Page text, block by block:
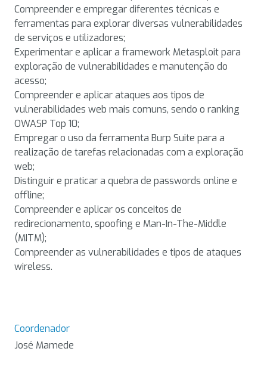
Compreender e empregar diferentes técnicas e
ferramentas para explorar diversas vulnerabilidades
de serviços e utilizadores;
Experimentar e aplicar a framework Metasploit para
exploração de vulnerabilidades e manutenção do
acesso;
Compreender e aplicar ataques aos tipos de
vulnerabilidades web mais comuns, sendo o ranking
OWASP Top 10;
Empregar o uso da ferramenta Burp Suite para a
realização de tarefas relacionadas com a exploração
web;
Distinguir e praticar a quebra de passwords online e
offline;
Compreender e aplicar os conceitos de
redirecionamento, spoofing e Man-In-The-Middle
(MITM);
Compreender as vulnerabilidades e tipos de ataques
wireless.
Coordenador
José Mamede